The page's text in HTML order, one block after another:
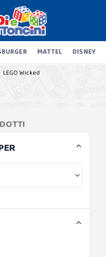
MATTEL DISNEY
LEGO Wicked